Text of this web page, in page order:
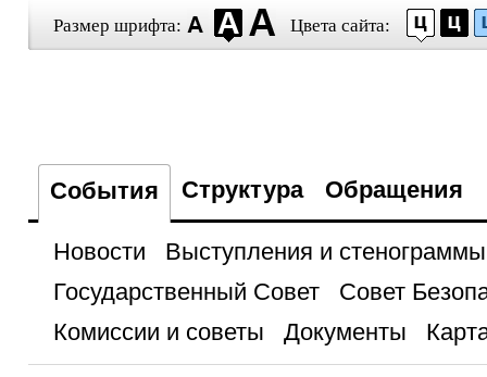
Размер шрифта: Цвета сайта:
События Структура Обращения
Новости
Выступления и стенограммы
Государственный Совет
Совет
Комиссии и советы
Документы